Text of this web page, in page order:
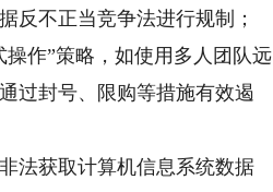
反不正当竞争法进行规制；
作”策略，如使用多人团队远
过封号、限购等措施有效遏
法获取计算机信息系统数据